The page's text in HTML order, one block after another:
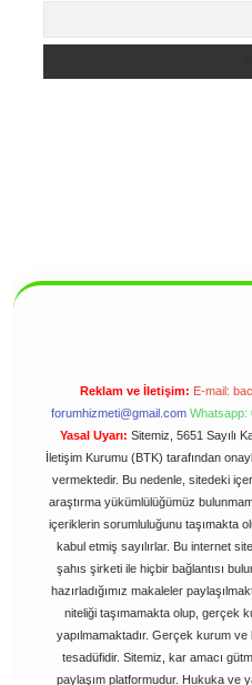
Reklam ve İletişim: E-mail:
forumhizmeti@gmail.com Whatsapp:
Yasal Uyarı: Sitemiz, 5651 Sayılı
İletişim Kurumu (BTK) tarafından
vermektedir. Bu nedenle, sitedeki
araştırma yükümlülüğümüz
içeriklerin sorumluluğunu taşımakta
kabul etmiş sayılırlar. Bu internet
şahıs şirketi ile hiçbir bağlantısı
hazırladığımız makaleler
niteliği taşımamakta olup, gerçek
yapılmamaktadır. Gerçek kurum
tesadüfidir. Sitemiz, kar amacı
paylaşım platformudur. Hukuka ve